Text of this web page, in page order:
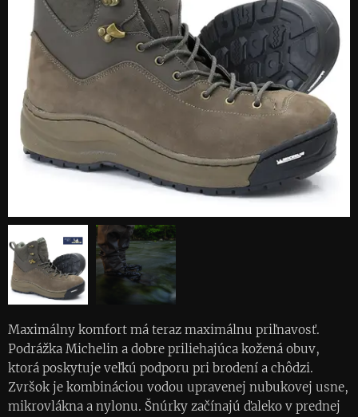
Maximálny komfort má teraz maximálnu priľnavosť.
Podrážka Michelin a dobre priliehajúca kožená obuv,
ktorá poskytuje veľkú podporu pri brodení a chôdzi.
Zvršok je kombináciou vodou upravenej nubukovej usne,
mikrovlákna a nylonu. Šnúrky začínajú ďaleko v prednej